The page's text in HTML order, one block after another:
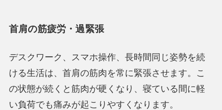
首肩の筋疲労・過緊張
デスクワーク、スマホ操作、長時間同じ姿勢を続
ける生活は、首肩の筋肉を常に緊張させます。こ
の状態が続くと筋肉が硬くなり、寝ている間に軽
い負荷でも痛みが起こりやすくなります。